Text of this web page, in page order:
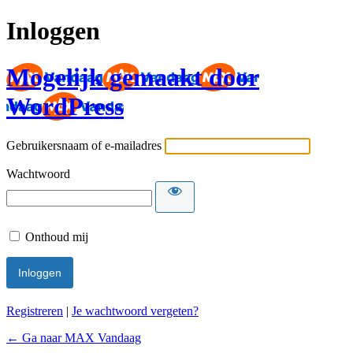
Inloggen
Mogelijk gemaakt door
WordPress
Gebruikersnaam of e-mailadres
Wachtwoord
Onthoud mij
Registreren | Je wachtwoord vergeten?
← Ga naar MAX Vandaag